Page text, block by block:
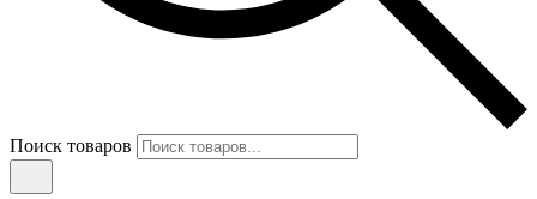
Поиск товаров